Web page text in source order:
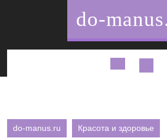
do-
do-manus.ru Красота и здоровье